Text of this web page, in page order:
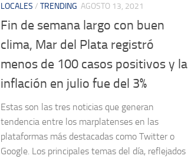
LOCALES / TRENDING AGOSTO 13, 2021
Fin de semana largo con buen
clima, Mar del Plata registró
menos de 100 casos positivos y la
inflación en julio fue del 3%
Estas son las tres noticias que generan
tendencia entre los marplatenses en las
plataformas más destacadas como Twitter o
Google. Los principales temas del día, reflejados